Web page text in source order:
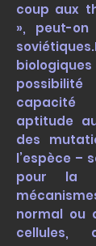
coup aux
», peut-
soviétiques.
capacité
aptitude
des
l’espèce –
pour la
normal ou
cellules,